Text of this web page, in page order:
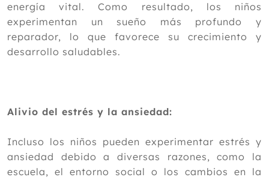
energía vital. Como resultado, los niños
experimentan un sueño más profundo y
reparador, lo que favorece su crecimiento y
desarrollo saludables.
Alivio del estrés y la ansiedad:
Incluso los niños pueden experimentar estrés y
ansiedad debido a diversas razones, como la
escuela, el entorno social o los cambios en la